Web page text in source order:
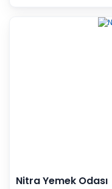
Nitra Yemek Odası